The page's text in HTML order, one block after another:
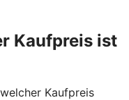
Kaufpreis ist
Kaufpreis